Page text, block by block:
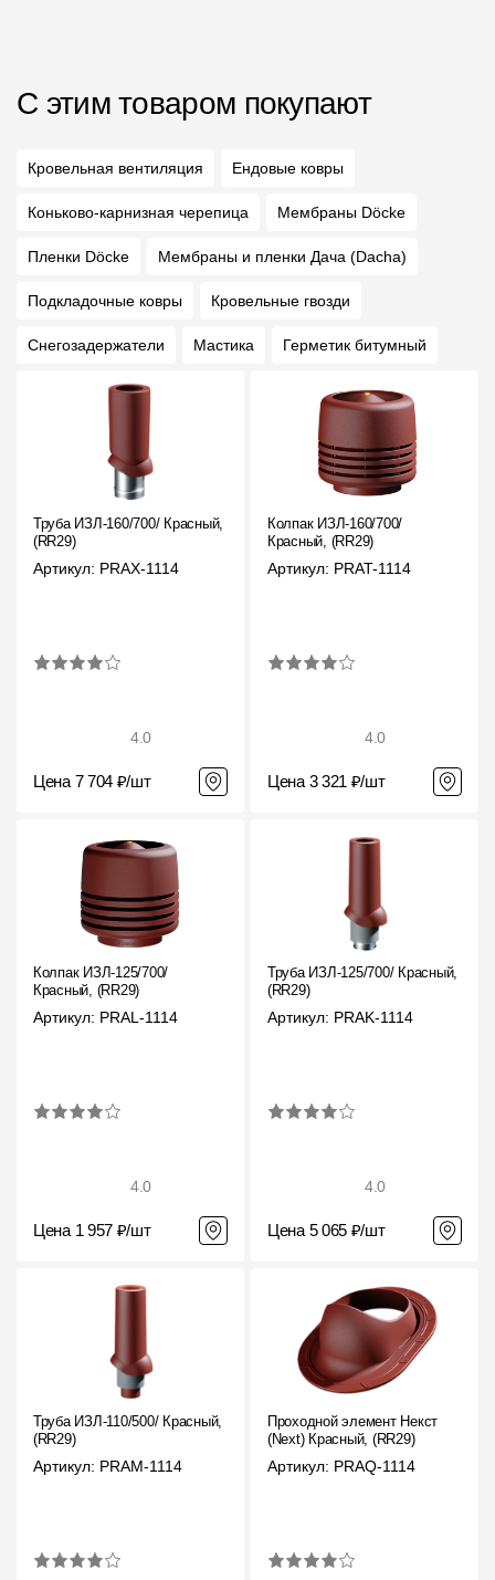
С этим товаром покупают
Кровельная вентиляция Ендовые ковры
Коньково-карнизная черепица Мембраны Döcke
Пленки Döcke Мембраны и пленки Дача (Dacha)
Подкладочные ковры Кровельные гвозди
Снегозадержатели Мастика Герметик битумный
Труба ИЗЛ-160/700/ Красный,
(RR29)
Артикул: PRAX-1114
4.0
Цена 7 704 ₽/шт
Колпак ИЗЛ-160/700/
Красный, (RR29)
Артикул: PRAT-1114
4.0
Цена 3 321 ₽/шт
Колпак ИЗЛ-125/700/
Красный, (RR29)
Артикул: PRAL-1114
4.0
Цена 1 957 ₽/шт
Труба ИЗЛ-125/700/ Красный,
(RR29)
Артикул: PRAK-1114
4.0
Цена 5 065 ₽/шт
Труба ИЗЛ-110/500/ Красный,
(RR29)
Артикул: PRAM-1114
Проходной элемент Некст
(Next) Красный, (RR29)
Артикул: PRAQ-1114